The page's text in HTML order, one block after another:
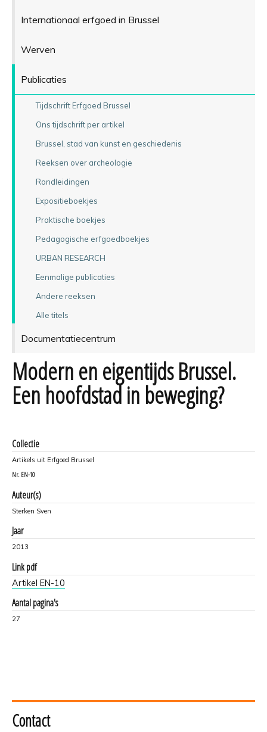
Internationaal erfgoed in Brussel
Werven
Publicaties
Tijdschrift Erfgoed Brussel
Ons tijdschrift per artikel
Brussel, stad van kunst en geschiedenis
Reeksen over archeologie
Rondleidingen
Expositieboekjes
Praktische boekjes
Pedagogische erfgoedboekjes
URBAN RESEARCH
Eenmalige publicaties
Andere reeksen
Alle titels
Documentatiecentrum
Modern en eigentijds Brussel.
Een hoofdstad in beweging?
Collectie
Artikels uit Erfgoed Brussel
Nr. EN-10
Auteur(s)
Sterken Sven
Jaar
2013
Link pdf
Artikel EN-10
Aantal pagina's
27
Contact